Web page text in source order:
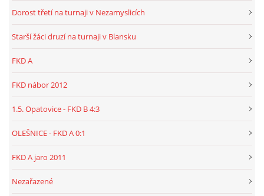
Dorost třetí na turnaji v Nezamyslicích
Starší žáci druzí na turnaji v Blansku
FKD A
FKD nábor 2012
1.5. Opatovice - FKD B 4:3
OLEŠNICE - FKD A 0:1
FKD A jaro 2011
Nezařazené